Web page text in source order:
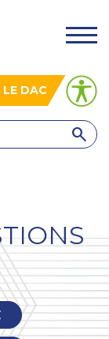
LE DAC
.